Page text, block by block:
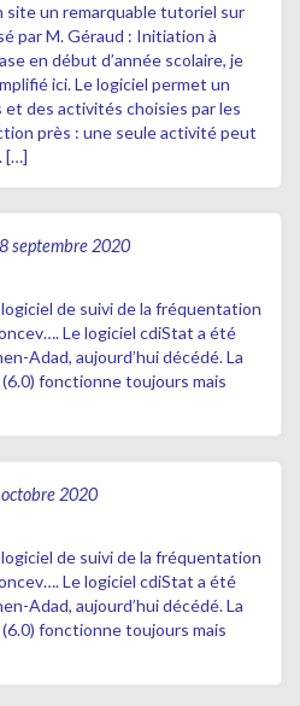
site un remarquable tutoriel sur
par M. Géraud : Initiation à
en début d’année scolaire, je
ici. Le logiciel permet un
des activités choisies par les
près : une seule activité peut
[…]
septembre 2020
de suivi de la fréquentation
Le logiciel cdiStat a été
Adad, aujourd’hui décédé. La
fonctionne toujours mais
octobre 2020
de suivi de la fréquentation
Le logiciel cdiStat a été
Adad, aujourd’hui décédé. La
fonctionne toujours mais